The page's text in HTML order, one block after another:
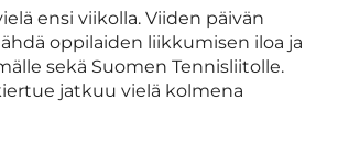
ensi viikolla. Viiden päivän
oppilaiden liikkumisen iloa ja
sekä Suomen Tennisliitolle.
jatkuu vielä kolmena